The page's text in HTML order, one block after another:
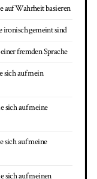
auf Wahrheit basieren
ironisch gemeint sind
fremden Sprache
sich auf mein
sich auf meine
sich auf meine
sich auf meinen